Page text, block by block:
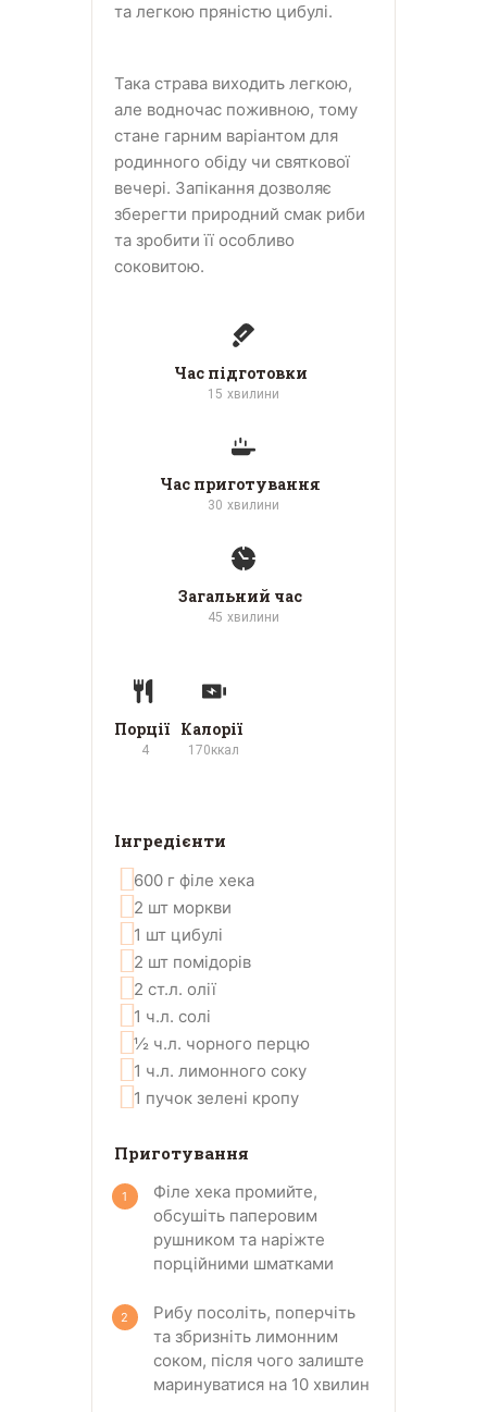
та легкою пряністю цибулі.
Така страва виходить легкою,
але водночас поживною, тому
стане гарним варіантом для
родинного обіду чи святкової
вечері. Запікання дозволяє
зберегти природний смак риби
та зробити її особливо
соковитою.
Час підготовки
15 хвилини
Час приготування
30 хвилини
Загальний час
45 хвилини
Порції
4
Калорії
170ккал
Інгредієнти
600 г філе хека
2 шт моркви
1 шт цибулі
2 шт помідорів
2 ст.л. олії
1 ч.л. солі
½ ч.л. чорного перцю
1 ч.л. лимонного соку
1 пучок зелені кропу
Приготування
Філе хека промийте,
обсушіть паперовим
рушником та наріжте
порційними шматками
Рибу посоліть, поперчіть
та збризніть лимонним
соком, після чого залиште
маринуватися на 10 хвилин